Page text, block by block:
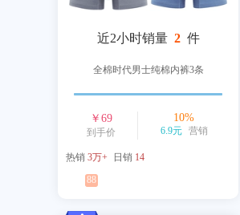
近2小时销量 2 件
全棉时代男士纯棉内裤3条
￥69
到手价
10%
6.9元 营销
热销 3万+ 日销 14
88